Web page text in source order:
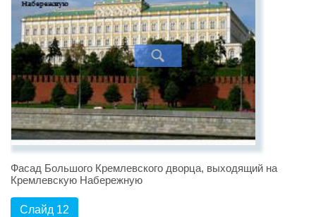
Фасад Большого Кремлевского дворца, выходящий на
Кремлевскую Набережную
Слайд 12